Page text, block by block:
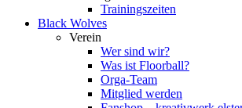
Trainingszeiten
Black Wolves
Verein
Wer sind wir?
Was ist Floorball?
Orga-Team
Mitglied werden